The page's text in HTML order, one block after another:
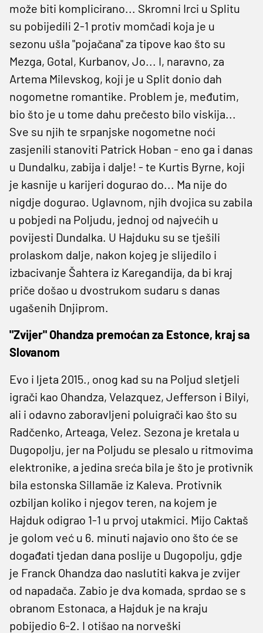
može biti komplicirano... Skromni Irci u Splitu
su pobijedili 2-1 protiv momčadi koja je u
sezonu ušla "pojačana" za tipove kao što su
Mezga, Gotal, Kurbanov, Jo... I, naravno, za
Artema Milevskog, koji je u Split donio dah
nogometne romantike. Problem je, međutim,
bio što je u tome dahu prečesto bilo viskija...
Sve su njih te srpanjske nogometne noći
zasjenili stanoviti Patrick Hoban - eno ga i danas
u Dundalku, zabija i dalje! - te Kurtis Byrne, koji
je kasnije u karijeri dogurao do... Ma nije do
nigdje dogurao. Uglavnom, njih dvojica su zabila
u pobjedi na Poljudu, jednoj od najvećih u
povijesti Dundalka. U Hajduku su se tješili
prolaskom dalje, nakon kojeg je slijedilo i
izbacivanje Šahtera iz Karegandija, da bi kraj
priče došao u dvostrukom sudaru s danas
ugašenih Dnjiprom.
"Zvijer" Ohandza premoćan za Estonce, kraj sa
Slovanom
Evo i ljeta 2015., onog kad su na Poljud sletjeli
igrači kao Ohandza, Velazquez, Jefferson i Bilyi,
ali i odavno zaboravljeni poluigrači kao što su
Radčenko, Arteaga, Velez. Sezona je kretala u
Dugopolju, jer na Poljudu se plesalo u ritmovima
elektronike, a jedina sreća bila je što je protivnik
bila estonska Sillamäe iz Kaleva. Protivnik
ozbiljan koliko i njegov teren, na kojem je
Hajduk odigrao 1-1 u prvoj utakmici. Mijo Caktaš
je golom već u 6. minuti najavio ono što će se
događati tjedan dana poslije u Dugopolju, gdje
je Franck Ohandza dao naslutiti kakva je zvijer
od napadača. Zabio je dva komada, sprdao se s
obranom Estonaca, a Hajduk je na kraju
pobijedio 6-2. I otišao na norveški